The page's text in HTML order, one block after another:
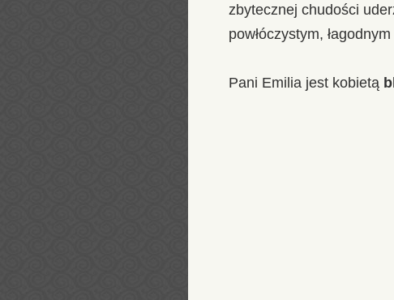
zbytecznej chudości
powłóczystym,
Pani Emilia jest kobietą